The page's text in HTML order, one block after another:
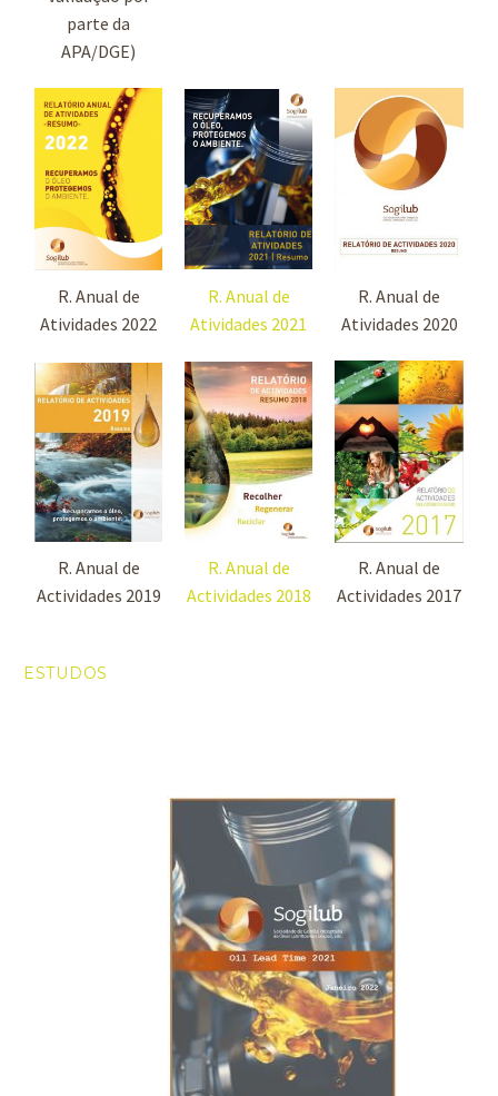
parte da
APA/DGE)
R. Anual de
Atividades 2022
R. Anual de
Atividades 2021
R. Anual de
Atividades 2020
R. Anual de
Actividades 2019
R. Anual de
Actividades 2018
R. Anual de
Actividades 2017
ESTUDOS